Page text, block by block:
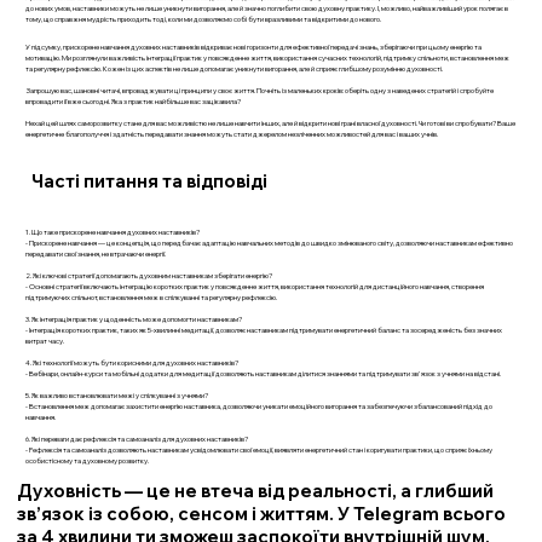
до нових умов, наставники можуть не лише уникнути вигорання, але й значно поглибити свою духовну практику. І, можливо, найважливіший урок полягає в
тому, що справжня мудрість приходить тоді, коли ми дозволяємо собі бути вразливими та відкритими до нового.
У підсумку, прискорене навчання духовних наставників відкриває нові горизонти для ефективної передачі знань, зберігаючи при цьому енергію та
мотивацію. Ми розглянули важливість інтеграції практик у повсякденне життя, використання сучасних технологій, підтримку спільноти, встановлення меж
та регулярну рефлексію. Кожен із цих аспектів не лише допомагає уникнути вигорання, але й сприяє глибшому розумінню духовності.
Запрошую вас, шановні читачі, впроваджувати ці принципи у своє життя. Почніть із маленьких кроків: оберіть одну з наведених стратегій і спробуйте
впровадити її вже сьогодні. Яка з практик найбільше вас зацікавила?
Нехай цей шлях саморозвитку стане для вас можливістю не лише навчити інших, але й відкрити нові грані власної духовності. Чи готові ви спробувати? Ваше
енергетичне благополуччя і здатність передавати знання можуть стати джерелом незліченних можливостей для вас і ваших учнів.
Часті питання та відповіді
1. Що таке прискорене навчання духовних наставників?
- Прискорене навчання — це концепція, що передбачає адаптацію навчальних методів до швидко змінюваного світу, дозволяючи наставникам ефективно
передавати свої знання, не втрачаючи енергії.
2. Які ключові стратегії допомагають духовним наставникам зберігати енергію?
- Основні стратегії включають інтеграцію коротких практик у повсякденне життя, використання технологій для дистанційного навчання, створення
підтримуючих спільнот, встановлення меж в спілкуванні та регулярну рефлексію.
3. Як інтеграція практик у щоденність може допомогти наставникам?
- Інтеграція коротких практик, таких як 5-хвилинні медитації, дозволяє наставникам підтримувати енергетичний баланс та зосередженість без значних
витрат часу.
4. Які технології можуть бути корисними для духовних наставників?
- Вебінари, онлайн-курси та мобільні додатки для медитації дозволяють наставникам ділитися знаннями та підтримувати зв'язок з учнями на відстані.
5. Як важливо встановлювати межі у спілкуванні з учнями?
- Встановлення меж допомагає захистити енергію наставника, дозволяючи уникати емоційного вигорання та забезпечуючи збалансований підхід до
навчання.
6. Які переваги дає рефлексія та самоаналіз для духовних наставників?
- Рефлексія та самоаналіз дозволяють наставникам усвідомлювати свої емоції, виявляти енергетичний стан і коригувати практики, що сприяє їхньому
особистісному та духовному розвитку.
Духовність — це не втеча від реальності, а глибший
зв’язок із собою, сенсом і життям. У Telegram всього
за 4 хвилини ти зможеш заспокоїти внутрішній шум,